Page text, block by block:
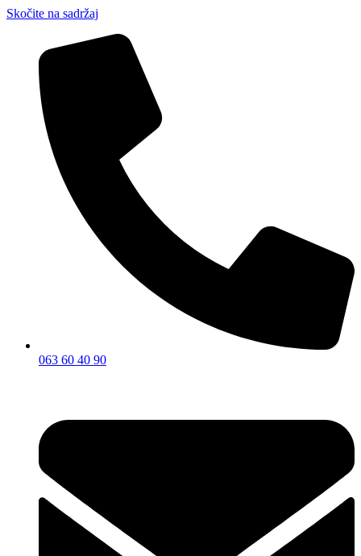
Skočite na sadržaj
063 60 40 90